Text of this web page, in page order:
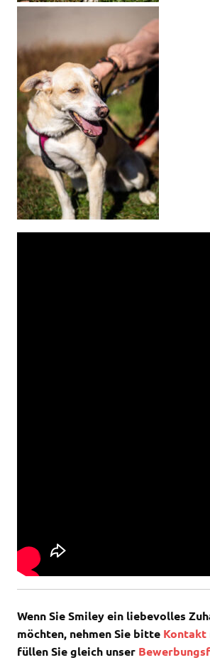
Wenn Sie Smiley ein liebevolles
möchten, nehmen Sie bitte Kontakt
füllen Sie gleich unser